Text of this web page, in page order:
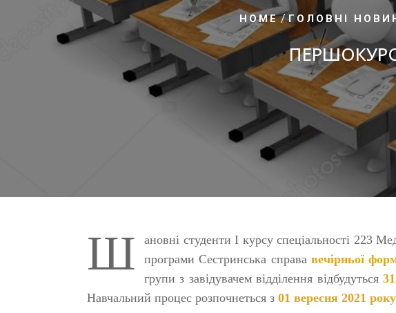
HOME/ГОЛОВНІ
Ш
ановні студенти І курсу спеціальності 223
програми Сестринська справа вечірньої
групи з завідувачем відділення відбудуться
Навчальний процес розпочнеться з 01 вересня 2021 року